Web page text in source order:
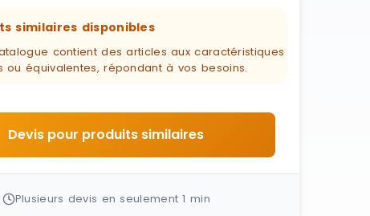
similaires disponibles
contient des articles aux caractéristiques
ou équivalentes, répondant à vos besoins.
Devis pour produits similaires
Plusieurs devis en seulement 1 min